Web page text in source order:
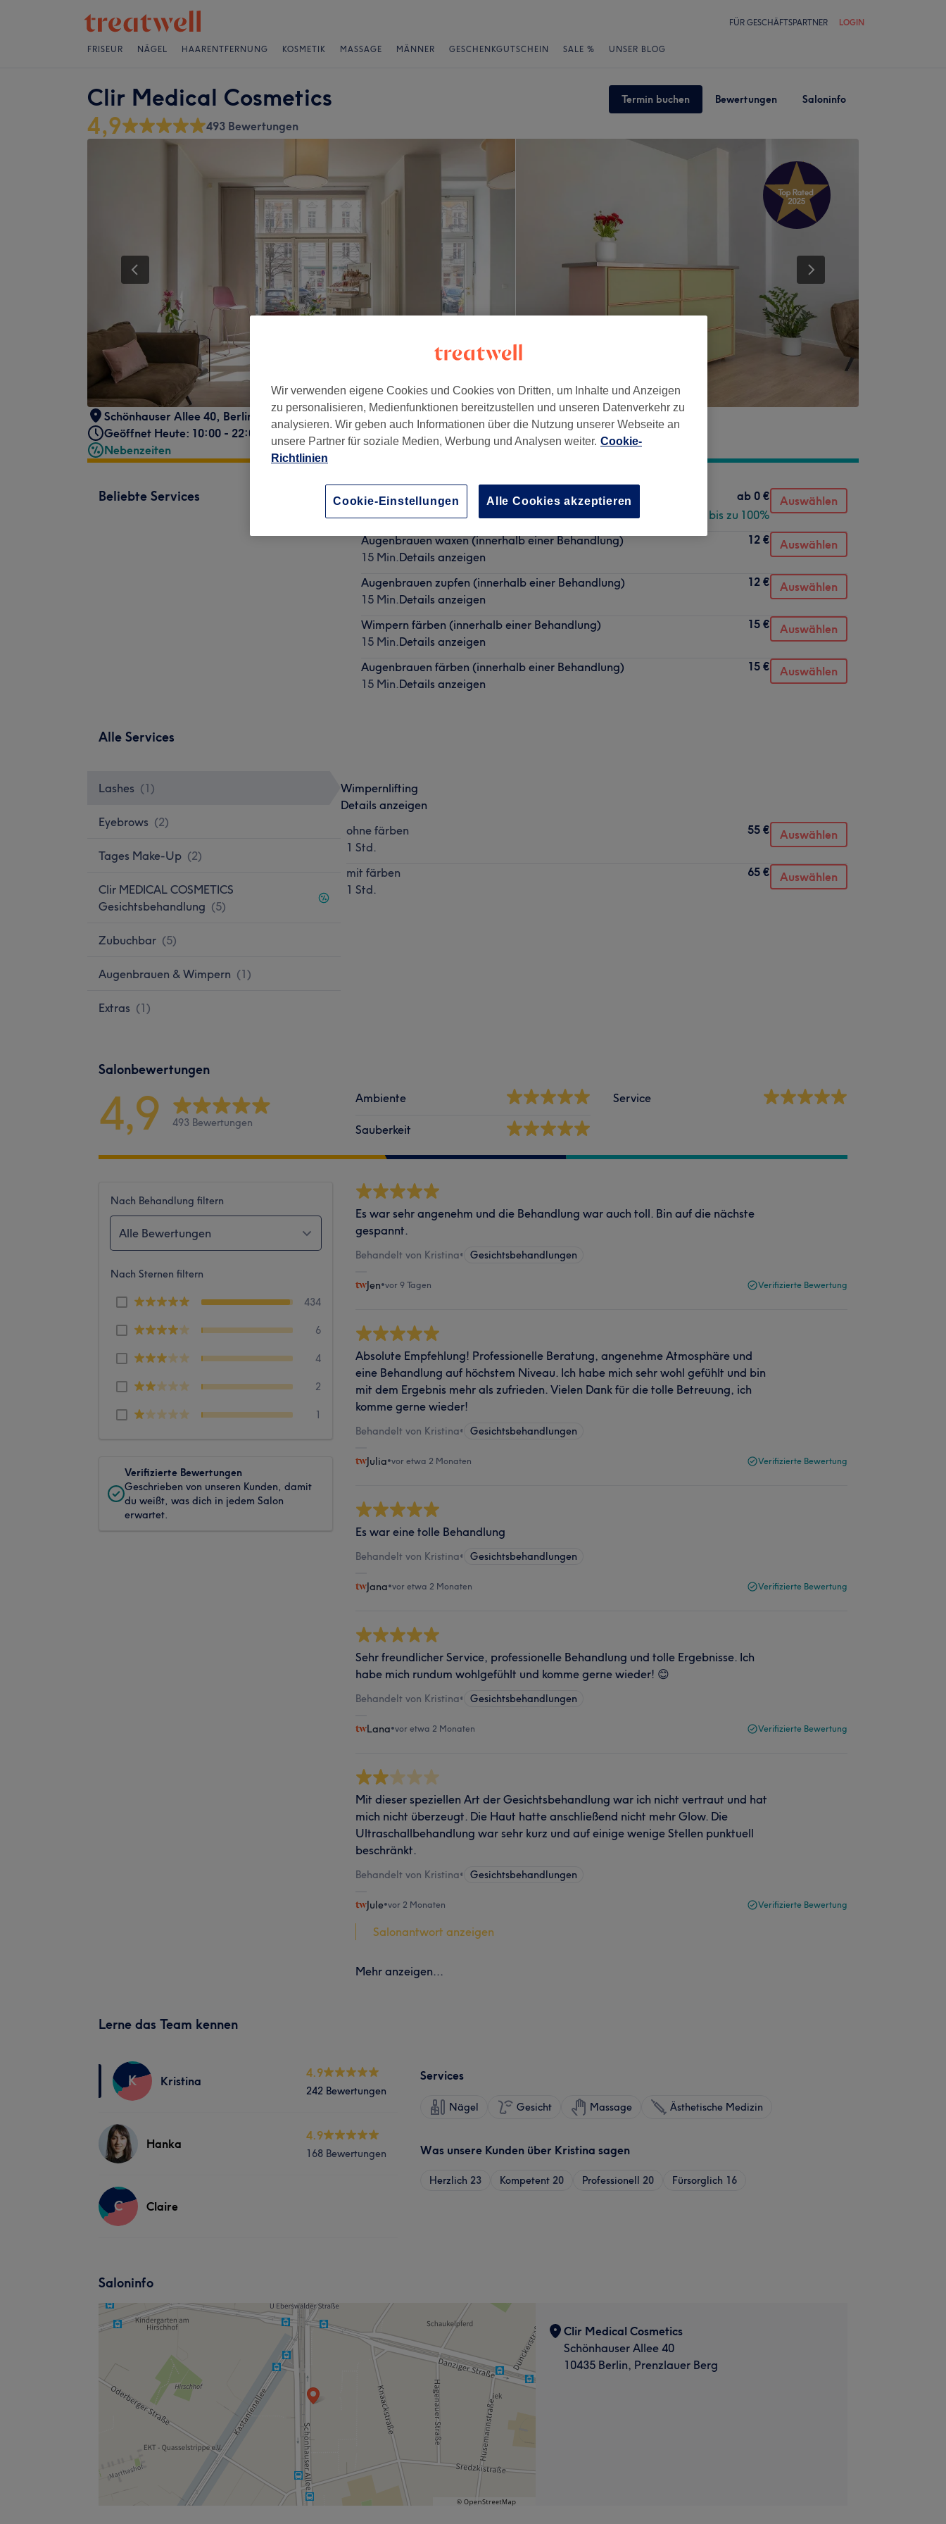
FÜR GESCHÄFTSPARTNER LOGIN
FRISEUR NÄGEL HAARENTFERNUNG KOSMETIK MASSAGE MÄNNER GESCHENKGUTSCHEIN SALE % UNSER BLOG
Clir Medical Cosmetics Termin buchen Bewertungen Saloninfo
4,9 493 Bewertungen
Schönhauser Allee 40, Berlin, Prenzlauer Berg, 10435
Geöffnet Heute: 10:00 - 22:00
Nebenzeiten
Beliebte Services
3D - Hautanalyse
ab 0 €
Spare bis zu 100%
Auswählen
Augenbrauen waxen (innerhalb einer Behandlung)
15 Min.Details anzeigen
12 € Auswählen
Augenbrauen zupfen (innerhalb einer Behandlung)
15 Min.Details anzeigen
12 € Auswählen
Wimpern färben (innerhalb einer Behandlung)
15 Min.Details anzeigen
15 € Auswählen
Augenbrauen färben (innerhalb einer Behandlung)
15 Min.Details anzeigen
15 € Auswählen
Alle Services
Lashes (1 )
Eyebrows (2)
Tages Make-Up (2)
Clir MEDICAL COSMETICS
Gesichtsbehandlung (5)
Zubuchbar (5)
Augenbrauen & Wimpern (1)
Extras (1)
Wimpernlifting
Details anzeigen
ohne färben
1 Std.
55 € Auswählen
mit färben
1 Std.
65 € Auswählen
Salonbewertungen
4,9 493 Bewertungen
Ambiente
Sauberkeit
Service
Nach Behandlung filtern
Alle Bewertungen
Nach Sternen filtern
434
6
4
2
1
Verifizierte Bewertungen
Geschrieben von unseren Kunden, damit
du weißt, was dich in jedem Salon
erwartet.
Es war sehr angenehm und die Behandlung war auch toll. Bin auf die nächste
gespannt.
Behandelt von Kristina• Gesichtsbehandlungen
Jen•vor 9 Tagen Verifizierte Bewertung
Absolute Empfehlung! Professionelle Beratung, angenehme Atmosphäre und
eine Behandlung auf höchstem Niveau. Ich habe mich sehr wohl gefühlt und bin
mit dem Ergebnis mehr als zufrieden. Vielen Dank für die tolle Betreuung, ich
komme gerne wieder!
Behandelt von Kristina• Gesichtsbehandlungen
Julia•vor etwa 2 Monaten Verifizierte Bewertung
Es war eine tolle Behandlung
Behandelt von Kristina• Gesichtsbehandlungen
Jana•vor etwa 2 Monaten Verifizierte Bewertung
Sehr freundlicher Service, professionelle Behandlung und tolle Ergebnisse. Ich
habe mich rundum wohlgefühlt und komme gerne wieder! 😊
Behandelt von Kristina• Gesichtsbehandlungen
Lana•vor etwa 2 Monaten Verifizierte Bewertung
Mit dieser speziellen Art der Gesichtsbehandlung war ich nicht vertraut und hat
mich nicht überzeugt. Die Haut hatte anschließend nicht mehr Glow. Die
Ultraschallbehandlung war sehr kurz und auf einige wenige Stellen punktuell
beschränkt.
Behandelt von Kristina• Gesichtsbehandlungen
Jule•vor 2 Monaten Verifizierte Bewertung
Salonantwort anzeigen
Mehr anzeigen...
Lerne das Team kennen
K Kristina
4.9
242 Bewertungen
Hanka
4.9
168 Bewertungen
C Claire
Services
Nägel Gesicht Massage Ästhetische Medizin
Was unsere Kunden über Kristina sagen
Herzlich 23 Kompetent 20 Professionell 20 Fürsorglich 16
Saloninfo
Clir Medical Cosmetics
Schönhauser Allee 40
10435 Berlin, Prenzlauer Berg
Wir verwenden eigene Cookies und Cookies von Dritten, um Inhalte und Anzeigen
zu personalisieren, Medienfunktionen bereitzustellen und unseren Datenverkehr zu
analysieren. Wir geben auch Informationen über die Nutzung unserer Webseite an
unsere Partner für soziale Medien, Werbung und Analysen weiter. Cookie-
Richtlinien
Cookie-Einstellungen Alle Cookies akzeptieren